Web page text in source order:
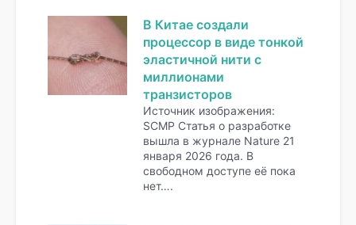
В Китае создали
процессор в виде тонкой
эластичной нити с
миллионами
транзисторов
Источник изображения:
SCMP Статья о разработке
вышла в журнале Nature 21
января 2026 года. В
свободном доступе её пока
нет….